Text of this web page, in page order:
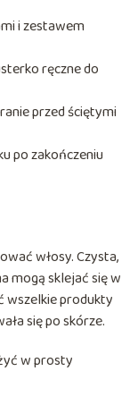
i zestawem
ręczne do
przed ściętymi
po zakończeniu
włosy. Czysta,
mogą sklejać się w
wszelkie produkty
się po skórze.
w prosty